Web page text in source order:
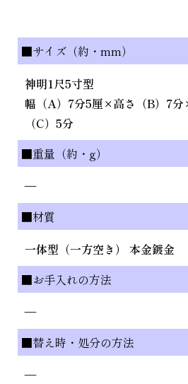
■サイズ（約・mm）
神明1尺5寸型
幅（A）7分5厘×高さ（B）7分
（C）5分
■重量（約・g）
—
■材質
一体型（一方空き） 本金鍍金
■お手入れの方法
—
■替え時・処分の方法
—